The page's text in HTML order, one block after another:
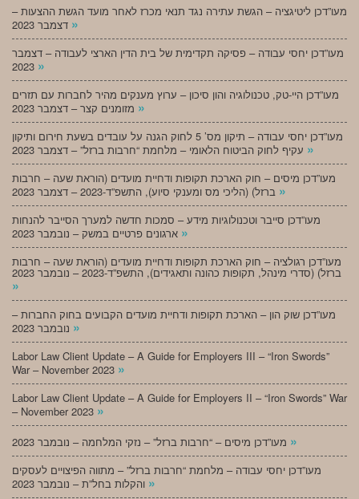
מעו”דכן ליטיגציה – הגשת עתירה נגד תנאי מכרז לאחר מועד הגשת ההצעות –
»
מעו”דכן יחסי עבודה – פסיקה תקדימית של בית הדין הארצי לעבודה – דצמבר
»
מעו”דכן היי-טק, טכנולוגיה והון סיכון – ערוץ מענקים מהיר לחברות עם תזרים
»
מעו”דכן יחסי עבודה – תיקון מס’ 5 לחוק הגנה על עובדים בשעת חירום ותיקון
»
מעו”דכן מיסים – חוק הארכת תקופות ודחיית מועדים (הוראת שעה – חרבות
»
מעו”דכן סייבר וטכנולוגיות מידע – סמכות חדשה למערך הסייבר להנחות
»
מעו”דכן רגולציה – חוק הארכת תקופות ודחיית מועדים (הוראת שעה – חרבות
ברזל) (סדרי מינהל, תקופות כהונה ותאגידים), התשפ”ד-2023 – נובמבר 2023
»
מעו”דכן שוק הון – הארכת תקופות ודחיית מועדים הקבועים בחוק החברות –
»
Labor Law Client Update – A Guide for Employers III – “Iron Swords”
War – November 2023 »
Labor Law Client Update – A Guide for Employers II – “Iron Swords” War
– November 2023 »
»
מעו”דכן יחסי עבודה – מלחמת “חרבות ברזל” – מתווה הפיצויים לעסקים
»